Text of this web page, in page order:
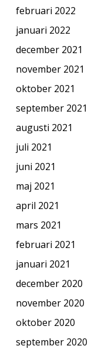
februari 2022
januari 2022
december 2021
november 2021
oktober 2021
september 2021
augusti 2021
juli 2021
juni 2021
maj 2021
april 2021
mars 2021
februari 2021
januari 2021
december 2020
november 2020
oktober 2020
september 2020